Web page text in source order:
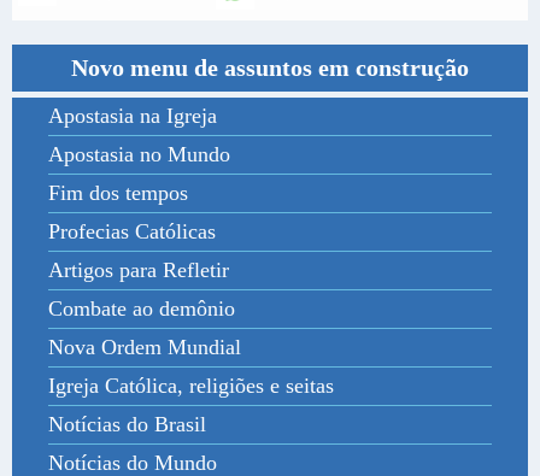
Novo menu de assuntos em construção
Apostasia na Igreja
Apostasia no Mundo
Fim dos tempos
Profecias Católicas
Artigos para Refletir
Combate ao demônio
Nova Ordem Mundial
Igreja Católica, religiões e seitas
Notícias do Brasil
Notícias do Mundo